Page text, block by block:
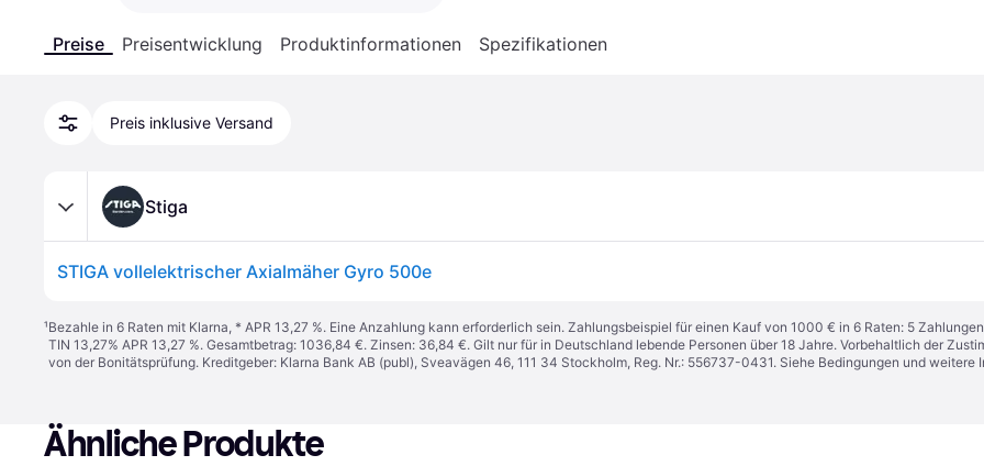
Preise Preisentwicklung Produktinformationen Spezifikationen
Preis inklusive Versand
Stiga
STIGA vollelektrischer Axialmäher Gyro 500e
¹Bezahle in 6 Raten mit Klarna, * APR 13,27 %. Eine Anzahlung kann erforderlich sein. Zahlungsbeispiel für einen Kauf von 1000 € in 6 Raten: 5
TIN 13,27% APR 13,27 %. Gesamtbetrag: 1036,84 €. Zinsen: 36,84 €. Gilt nur für in Deutschland lebende Personen über 18 Jahre. Vorbehaltlich der
von der Bonitätsprüfung. Kreditgeber: Klarna Bank AB (publ), Sveavägen 46, 111 34 Stockholm, Reg. Nr.: 556737-0431. Siehe Bedingungen und weitere
Ähnliche Produkte